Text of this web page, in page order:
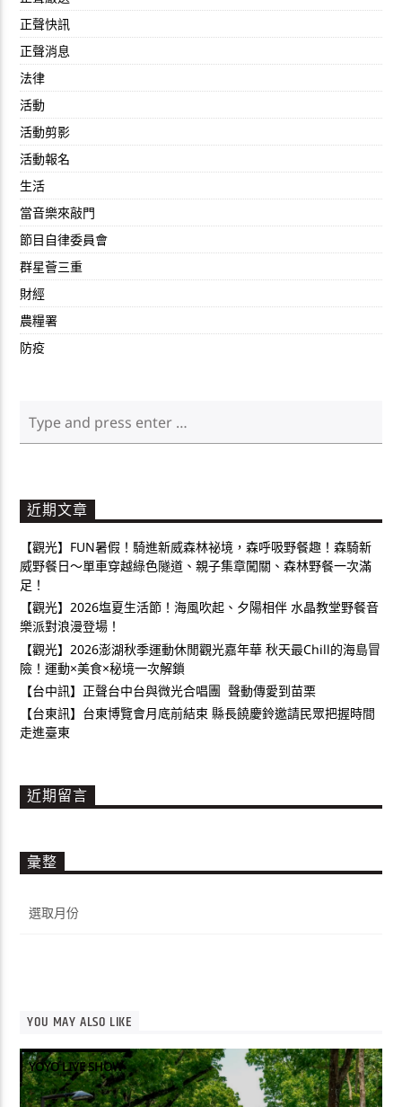
正聲快訊
正聲消息
法律
活動
活動剪影
活動報名
生活
當音樂來敲門
節目自律委員會
群星薈三重
財經
農糧署
防疫
近期文章
【觀光】FUN暑假！騎進新威森林祕境，森呼吸野餐趣！森騎新
威野餐日～單車穿越綠色隧道、親子集章闖關、森林野餐一次滿
足！
【觀光】2026塩夏生活節！海風吹起、夕陽相伴 水晶教堂野餐音
樂派對浪漫登場！
【觀光】2026澎湖秋季運動休閒觀光嘉年華 秋天最Chill的海島冒
險！運動×美食×秘境一次解鎖
【台中訊】正聲台中台與微光合唱團 聲動傳愛到苗栗
【台東訊】台東博覽會月底前結束 縣長饒慶鈴邀請民眾把握時間
走進臺東
近期留言
彙整
整
YOU MAY ALSO LIKE
YOYO LIVE SHOW